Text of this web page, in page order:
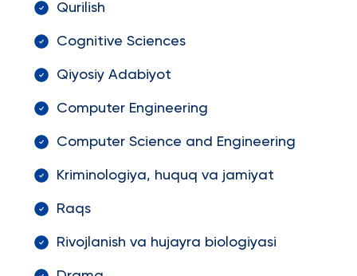
Qurilish
Cognitive Sciences
Qiyosiy Adabiyot
Computer Engineering
Computer Science and Engineering
Kriminologiya, huquq va jamiyat
Raqs
Rivojlanish va hujayra biologiyasi